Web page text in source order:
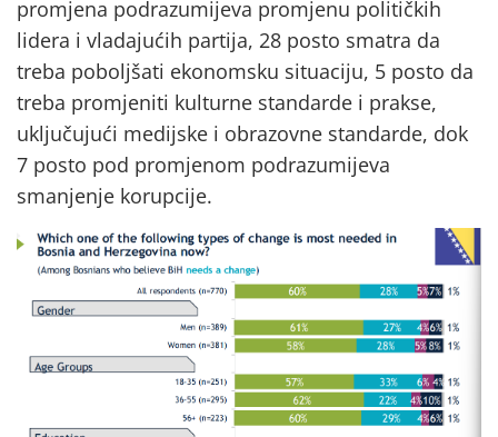
promjena podrazumijeva promjenu političkih
lidera i vladajućih partija, 28 posto smatra da
treba poboljšati ekonomsku situaciju, 5 posto da
treba promjeniti kulturne standarde i prakse,
uključujući medijske i obrazovne standarde, dok
7 posto pod promjenom podrazumijeva
smanjenje korupcije.